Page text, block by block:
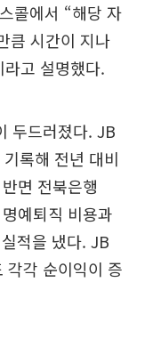
콜에서 “해당 자
큼 시간이 지나
고 설명했다.
두드러졌다. JB
록해 전년 대비
면 전북은행
예퇴직 비용과
적을 냈다. JB
각 순이익이 증